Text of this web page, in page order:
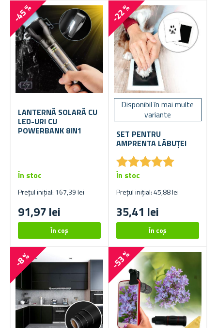
-45 %
LANTERNĂ SOLARĂ CU
LED-URI CU
POWERBANK 8IN1
Prețul inițial: 167,39 lei
91,97 lei
În stoc
-22 %
Disponibil în mai multe
variante
SET PENTRU
AMPRENTA LĂBUȚEI
★★★★★
★★★★★
Prețul inițial: 45,88 lei
35,41 lei
În stoc
-8 % -53 %